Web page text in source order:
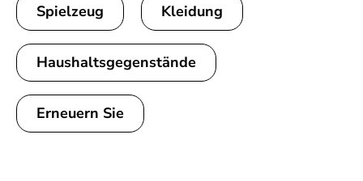
Spielzeug Kleidung
Haushaltsgegenstände
Erneuern Sie